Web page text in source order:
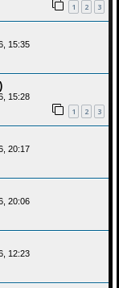
1 2 3
15:35
15:28
1 2 3
20:17
20:06
12:23